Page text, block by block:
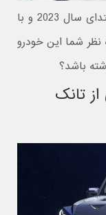
دانگ فنگ منگشی M-Terrain قرار است ابتدای سال 2023 و با
به نظر شما این خودرو
باشد؟
تانک